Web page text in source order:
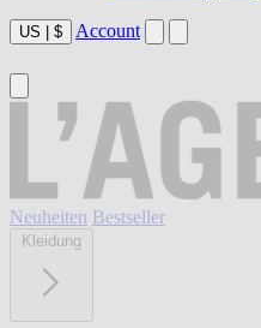
US $ Account
Neuheiten Bestseller
Kleidung